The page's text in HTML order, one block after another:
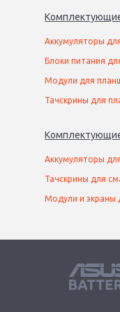
Аккумуляторы
Блоки питания
Модули для
Тачскрины для
Аккумуляторы
Тачскрины для
Модули и экраны